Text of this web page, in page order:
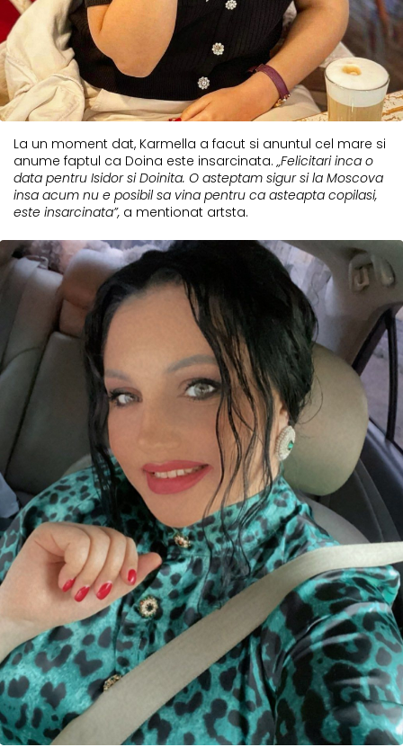
La un moment dat, Karmella a facut si anuntul cel mare si
anume faptul ca Doina este insarcinata.„Felicitari inca o
data pentru Isidor si Doinita. O asteptam sigur si la Moscova
insa acum nu e posibil sa vina pentru ca asteapta copilasi,
este insarcinata”, a mentionat artsta.